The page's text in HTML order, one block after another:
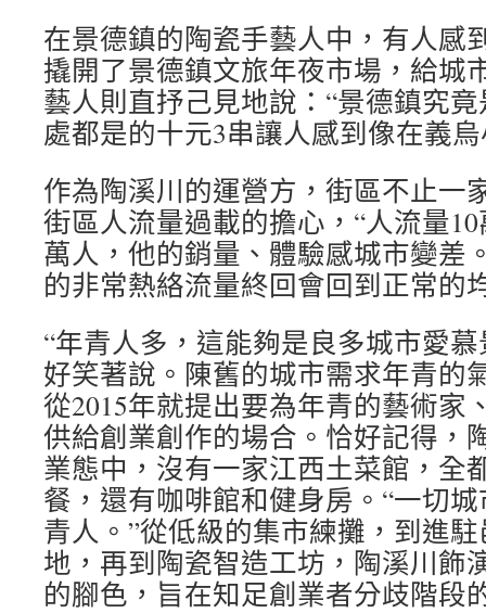
在景德鎮的陶瓷手藝人中，有人感
撬開了景德鎮文旅年夜市場，給城
藝人則直抒己見地說：“景德鎮究
處都是的十元3串讓人感到像在義
作為陶溪川的運營方，街區不止一
街區人流量過載的擔心，“人流量
萬人，他的銷量、體驗感城市變差
的非常熱絡流量終回會回到正常的
“年青人多，這能夠是良多城市愛
好笑著說。陳舊的城市需求年青的
從2015年就提出要為年青的藝術家
供給創業創作的場合。恰好記得，
業態中，沒有一家江西土菜館，全
餐，還有咖啡館和健身房。“一切
青人。”從低級的集市練攤，到進
地，再到陶瓷智造工坊，陶溪川飾
的腳色，旨在知足創業者分歧階段